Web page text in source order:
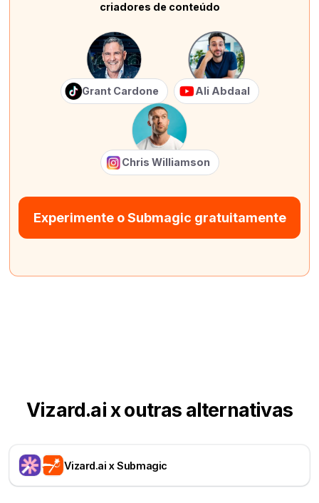
criadores de conteúdo
Grant Cardone Ali Abdaal
Chris Williamson
Experimente o Submagic gratuitamente
Vizard.ai x outras alternativas
Vizard.ai x Submagic